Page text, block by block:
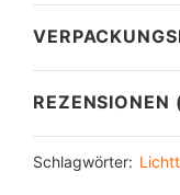
REZENSIONEN
Schlagwörter: